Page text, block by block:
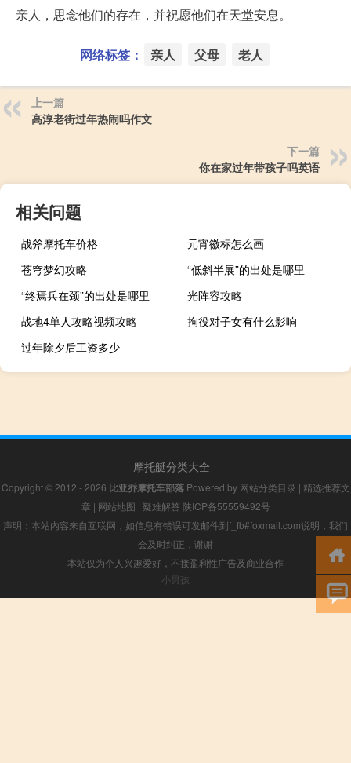
亲人，思念他们的存在，并祝愿他们在天堂安息。
网络标签： 亲人 父母 老人
上一篇
高淳老街过年热闹吗作文
下一篇
你在家过年带孩子吗英语
相关问题
战斧摩托车价格
元宵徽标怎么画
苍穹梦幻攻略
“低斜半展”的出处是哪里
“终焉兵在颈”的出处是哪里
光阵容攻略
战地4单人攻略视频攻略
拘役对子女有什么影响
过年除夕后工资多少
摩托艇分类大全
Copyright © 2012 - 2026 比亚乔摩托车部落Powered by 网站分类目录 | 精选推荐文
章 | 网站地图 | 疑难解答 陕ICP备55559492号
声明：本站内容来自互联网，如信息有错误可发邮件到f_fb#foxmail.com说明，我们
会及时纠正，谢谢
本站仅为个人兴趣爱好，不接盈利性广告及商业合作
小男孩